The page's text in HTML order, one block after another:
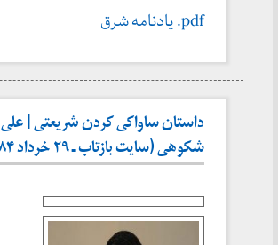
pdf. یادنامه شرق
داستان ساواکی کردن شریعتی | علی
شکوهی (سایت بازتاب ـ ۲۹ خرداد ۱۳۸۴)